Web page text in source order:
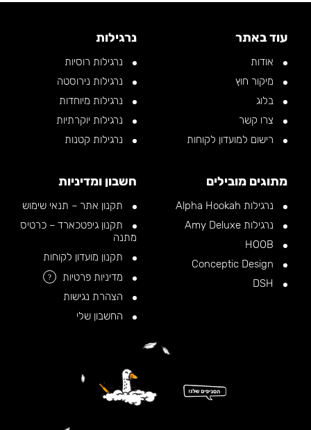
עוד באתר
אודות
מיקור חוץ
בלוג
צרו קשר
רישום למועדון לקוחות
נרגילות
נרגילות רוסיות
נרגילות נירוסטה
נרגילות מיוחדות
נרגילות יוקרתיות
נרגילות קטנות
מתוגים מובילים
נרגילות Alpha Hookah
נרגילות Amy Deluxe
חשבון ומדיניות
תקנון אתר – תנאי שימוש
תקנון גיפטכארד – כרטיס
מתנה
תקנון מועדון לקוחות
מדיניות פרטיות
?
הצהרת נגישות
החשבון שלי